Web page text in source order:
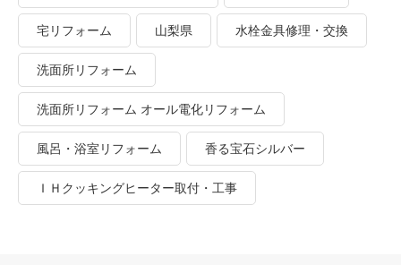
宅リフォーム 山梨県 水栓金具修理・交換
洗面所リフォーム
洗面所リフォーム オール電化リフォーム
風呂・浴室リフォーム 香る宝石シルバー
ＩＨクッキングヒーター取付・工事